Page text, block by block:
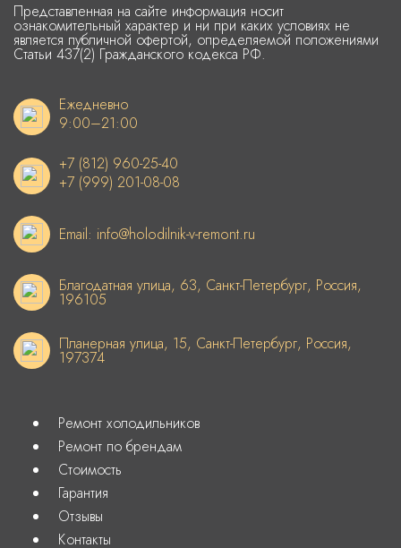
Представленная на сайте информация носит
ознакомительный характер и ни при каких условиях не
является публичной офертой, определяемой положениями
Статьи 437(2) Гражданского кодекса РФ.
Ежедневно
9:00–21:00
+7 (812) 960-25-40
+7 (999) 201-08-08
Email: info@holodilnik-v-remont.ru
Благодатная улица, 63, Санкт-Петербург, Россия,
196105
Планерная улица, 15, Санкт-Петербург, Россия,
197374
Ремонт холодильников
Ремонт по брендам
Стоимость
Гарантия
Отзывы
Контакты